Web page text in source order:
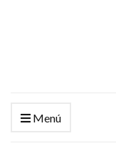
Menú